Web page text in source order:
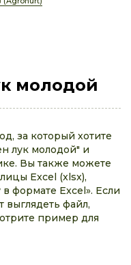
молодой
за который хотите
лук молодой" и
Вы также можете
Excel (xlsx),
формате Excel». Если
выглядеть файл,
пример для